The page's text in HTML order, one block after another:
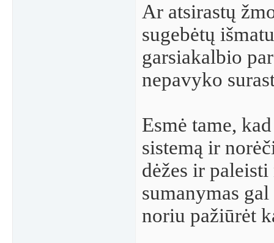
Ar atsirastų
sugebėtų
garsiakalbio
nepavyko
Esmė tame,
sistemą ir
dėžes ir
sumanymas
noriu pažiūrėt